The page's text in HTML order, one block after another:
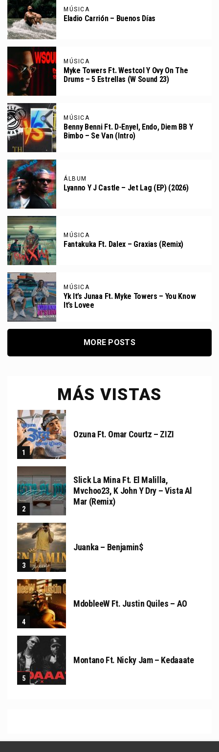
MÚSICA
Eladio Carrión – Buenos Días
MÚSICA
Myke Towers Ft. Westcol Y Ovy On The
Drums – 5 Estrellas (W Sound 23)
MÚSICA
Benny Benni Ft. D-Enyel, Endo, Diem BB Y
Bimbo – Se Van (Intro)
ÁLBUM
Lyanno Y J Castle – Jet Lag (EP) (2026)
MÚSICA
Fantakuka Ft. Dalex – Graxias (Remix)
MÚSICA
Yk It’s Junaa Ft. Myke Towers – You Know
It’s Lovee
MORE POSTS
MÁS VISTAS
Ozuna Ft. Omar Courtz – ZIZI
Slick La Mina Ft. El Malilla,
Mvchoo23, K John Y Dry – Vista Al
Mar (Remix)
Juanka – Benjamin$
MdobleeW Ft. Justin Quiles – AO
Montano Ft. Nicky Jam – Kedaaate